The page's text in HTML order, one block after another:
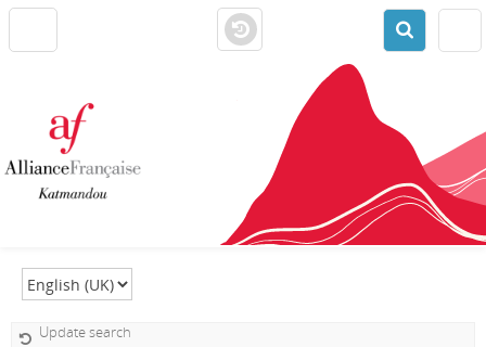
Select language
Update search